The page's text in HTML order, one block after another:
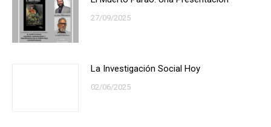
27/09/2025
La Investigación Social Hoy
02/06/2025